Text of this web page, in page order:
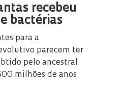
recebeu
bactérias
para a
parecem ter
pelo ancestral
milhões de anos